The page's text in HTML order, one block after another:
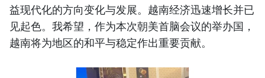
益现代化的方向变化与发展。越南经济迅速增长并已
见起色。我希望，作为本次朝美首脑会议的举办国，
越南将为地区的和平与稳定作出重要贡献。